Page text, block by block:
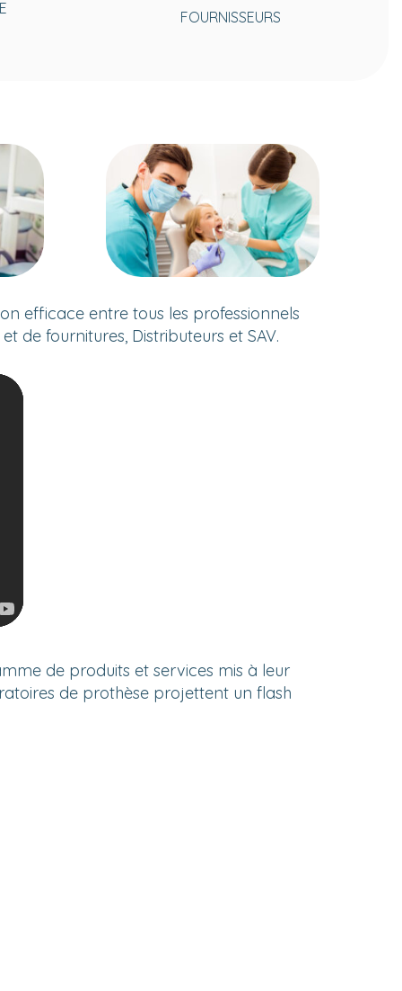
FOURNISSEURS
efficace entre tous les professionnels
de fournitures, Distributeurs et SAV.
de produits et services mis à leur
de prothèse projettent un flash